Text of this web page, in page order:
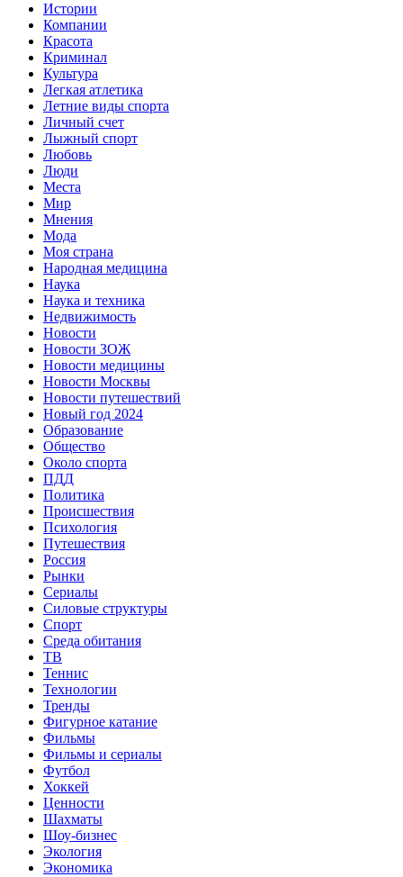
Истории
Компании
Красота
Криминал
Культура
Легкая атлетика
Летние виды спорта
Личный счет
Лыжный спорт
Любовь
Люди
Места
Мир
Мнения
Мода
Моя страна
Народная медицина
Наука
Наука и техника
Недвижимость
Новости
Новости ЗОЖ
Новости медицины
Новости Москвы
Новости путешествий
Новый год 2024
Образование
Общество
Около спорта
ПДД
Политика
Происшествия
Психология
Путешествия
Россия
Рынки
Сериалы
Силовые структуры
Спорт
Среда обитания
ТВ
Теннис
Технологии
Тренды
Фигурное катание
Фильмы
Фильмы и сериалы
Футбол
Хоккей
Ценности
Шахматы
Шоу-бизнес
Экология
Экономика